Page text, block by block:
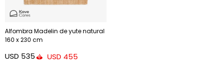
Alfombra Madelin de yute natural
160 x 230 cm
USD 535 USD 455